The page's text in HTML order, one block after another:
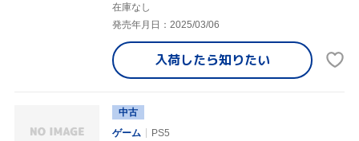
在庫なし
発売年月日：2025/03/06
入荷したら知りたい
中古
ゲーム
PS5